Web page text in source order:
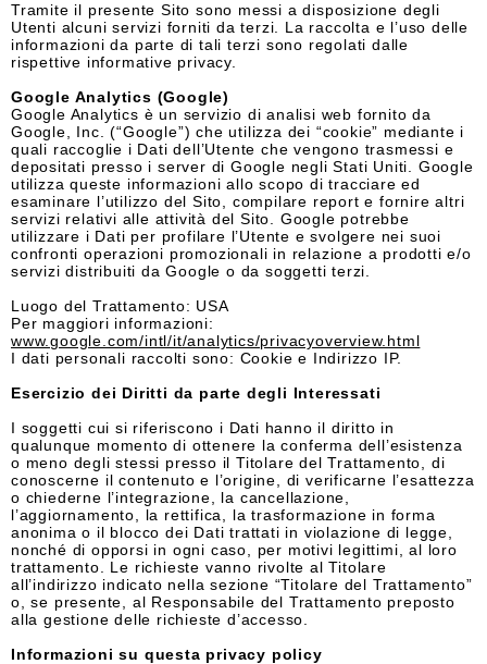
Tramite il presente Sito sono messi a disposizione degli
Utenti alcuni servizi forniti da terzi. La raccolta e l’uso delle
informazioni da parte di tali terzi sono regolati dalle
rispettive informative privacy.
Google Analytics (Google)
Google Analytics è un servizio di analisi web fornito da
Google, Inc. (“Google”) che utilizza dei “cookie” mediante i
quali raccoglie i Dati dell’Utente che vengono trasmessi e
depositati presso i server di Google negli Stati Uniti. Google
utilizza queste informazioni allo scopo di tracciare ed
esaminare l’utilizzo del Sito, compilare report e fornire altri
servizi relativi alle attività del Sito. Google potrebbe
utilizzare i Dati per profilare l’Utente e svolgere nei suoi
confronti operazioni promozionali in relazione a prodotti e/o
servizi distribuiti da Google o da soggetti terzi.
Luogo del Trattamento: USA
Per maggiori informazioni:
www.google.com/intl/it/analytics/privacyoverview.html
I dati personali raccolti sono: Cookie e Indirizzo IP.
Esercizio dei Diritti da parte degli Interessati
I soggetti cui si riferiscono i Dati hanno il diritto in
qualunque momento di ottenere la conferma dell’esistenza
o meno degli stessi presso il Titolare del Trattamento, di
conoscerne il contenuto e l’origine, di verificarne l’esattezza
o chiederne l’integrazione, la cancellazione,
l’aggiornamento, la rettifica, la trasformazione in forma
anonima o il blocco dei Dati trattati in violazione di legge,
nonché di opporsi in ogni caso, per motivi legittimi, al loro
trattamento. Le richieste vanno rivolte al Titolare
all’indirizzo indicato nella sezione “Titolare del Trattamento”
o, se presente, al Responsabile del Trattamento preposto
alla gestione delle richieste d’accesso.
Informazioni su questa privacy policy